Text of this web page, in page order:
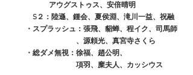
アウグストゥス、安倍晴明
S２：陸遜、鍾会、夏侯淵、滝川一益、祝融
・スプラッシュ：張飛、貂蝉、程イク、司馬師
、源頼光、真宮寺さくら
・総ダメ無視：徐福、趙公明、
項羽、糜夫人、カッシウス